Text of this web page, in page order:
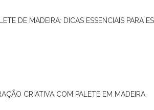
DE MADEIRA: DICAS ESSENCIAIS PARA
CRIATIVA COM PALETE EM MADEIRA